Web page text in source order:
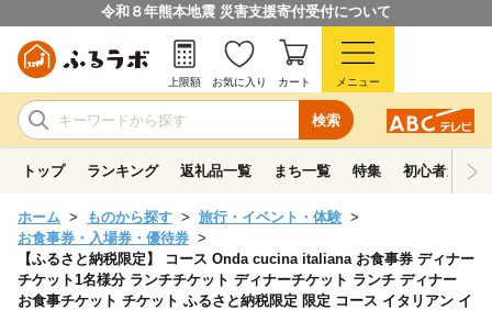
令和８年熊本地震 災害支援寄付受付について
検索
上限額 お気に入り カート メニュー
トップ ランキング 返礼品一覧 まち一覧 特集 初心者ガイド
ホーム ものから探す
旅行・イベント・体験
お食事券・入場券・優待券
【ふるさと納税限定】 コース Onda cucina italiana お食事券 ディナー
チケット1名様分 ランチチケット ディナーチケット ランチ ディナー
お食事チケット チケット ふるさと納税限定 限定 コース イタリアン イ